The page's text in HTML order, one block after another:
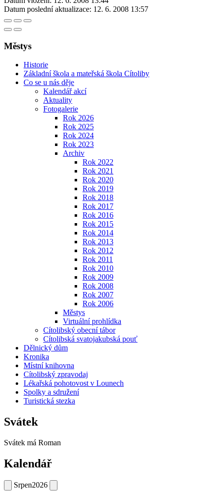
Datum poslední aktualizace: 12. 6. 2008 13:57
Městys
Historie
Základní škola a mateřská škola Cítoliby
Co se u nás děje
Kalendář akcí
Aktuality
Fotogalerie
Rok 2026
Rok 2025
Rok 2024
Rok 2023
Archiv
Rok 2022
Rok 2021
Rok 2020
Rok 2019
Rok 2018
Rok 2017
Rok 2016
Rok 2015
Rok 2014
Rok 2013
Rok 2012
Rok 2011
Rok 2010
Rok 2009
Rok 2008
Rok 2007
Rok 2006
Městys
Virtuální prohlídka
Cítolibský obecní tábor
Cítolibská svatojakubská pouť
Dělnický dům
Kronika
Místní knihovna
Cítolibský zpravodaj
Lékařská pohotovost v Lounech
Spolky a sdružení
Turistická stezka
Svátek
Svátek má Roman
Kalendář
Srpen2026